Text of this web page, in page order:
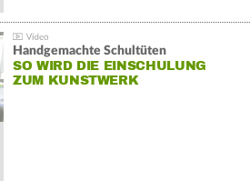
Handgemachte Schultüten
SO WIRD DIE EINSCHULUNG
ZUM KUNSTWERK